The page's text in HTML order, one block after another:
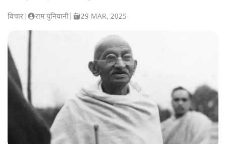
विचार राम पुनियानी 29 MAR, 2025